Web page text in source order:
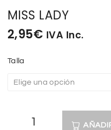
MISS LADY
2,95€ IVA Inc.
Talla